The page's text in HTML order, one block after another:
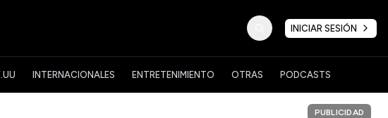
INICIAR SESIÓN
INTERNACIONALES ENTRETENIMIENTO OTRAS PODCASTS
PUBLICIDAD